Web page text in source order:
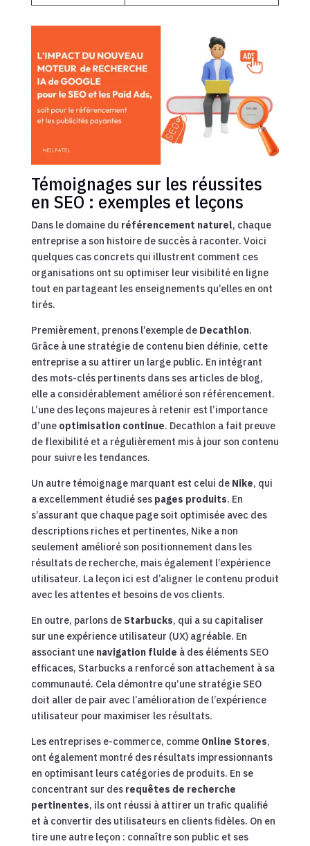
Témoignages sur les réussites
en SEO : exemples et leçons
Dans le domaine du référencement naturel, chaque
entreprise a son histoire de succès à raconter. Voici
quelques cas concrets qui illustrent comment ces
organisations ont su optimiser leur visibilité en ligne
tout en partageant les enseignements qu’elles en ont
tirés.
Premièrement, prenons l’exemple de Decathlon.
Grâce à une stratégie de contenu bien définie, cette
entreprise a su attirer un large public. En intégrant
des mots-clés pertinents dans ses articles de blog,
elle a considérablement amélioré son référencement.
L’une des leçons majeures à retenir est l’importance
d’une optimisation continue. Decathlon a fait preuve
de flexibilité et a régulièrement mis à jour son contenu
pour suivre les tendances.
Un autre témoignage marquant est celui de Nike, qui
a excellemment étudié ses pages produits. En
s’assurant que chaque page soit optimisée avec des
descriptions riches et pertinentes, Nike a non
seulement amélioré son positionnement dans les
résultats de recherche, mais également l’expérience
utilisateur. La leçon ici est d’aligner le contenu produit
avec les attentes et besoins de vos clients.
En outre, parlons de Starbucks, qui a su capitaliser
sur une expérience utilisateur (UX) agréable. En
associant une navigation fluide à des éléments SEO
efficaces, Starbucks a renforcé son attachement à sa
communauté. Cela démontre qu’une stratégie SEO
doit aller de pair avec l’amélioration de l’expérience
utilisateur pour maximiser les résultats.
Les entreprises e-commerce, comme Online Stores,
ont également montré des résultats impressionnants
en optimisant leurs catégories de produits. En se
concentrant sur des requêtes de recherche
pertinentes, ils ont réussi à attirer un trafic qualifié
et à convertir des utilisateurs en clients fidèles. On en
tire une autre leçon : connaître son public et ses